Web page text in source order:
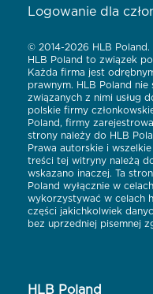
Logowanie dla
© 2014-2026 HLB
HLB Poland to związek
Każda firma jest
prawnym. HLB Poland nie
związanych z nimi usług
polskie firmy
Poland, firmy
strony należy do HLB
Prawa autorskie i
treści tej witryny należą
wskazano inaczej. Ta
Poland wyłącznie w
wykorzystywać w celach
części jakichkolwiek
bez uprzedniej pisemnej
HLB Poland